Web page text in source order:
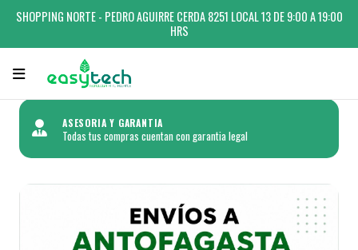
SHOPPING NORTE - PEDRO AGUIRRE CERDA 8251 LOCAL 13 DE 9:00 A 19:00
HRS
ASESORIA Y GARANTIA
Todas tus compras cuentan con garantia legal